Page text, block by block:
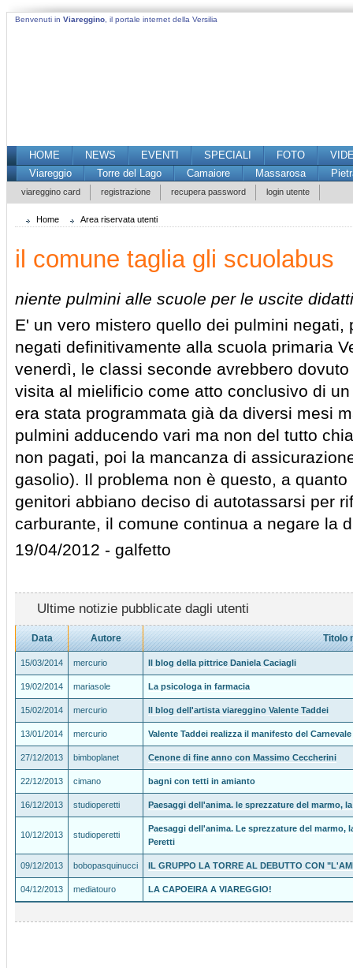
Benvenuti in Viareggino , il portale internet della Versilia
HOME NEWS EVENTI SPECIALI FOTO
Viareggio
Torre del Lago Camaiore Massarosa
viareggino card registrazione recupera password login utente
Home Area riservata utenti
il comune taglia gli scuolabus
niente pulmini alle scuole per le uscite
E' un vero mistero quello dei pulmini
negati definitivamente alla scuola primaria
venerdì, le classi seconde avrebbero
visita al mielificio come atto conclusivo di
era stata programmata già da diversi mesi
pulmini adducendo vari ma non del tutto
non pagati, poi la mancanza di
gasolio). Il problema non è questo, a
genitori abbiano deciso di autotassarsi per
carburante, il comune continua a negare la
19/04/2012 - galfetto
Ultime notizie pubblicate dagli utenti
Data Autore Titolo
15/03/2014 mercurio Il blog della pittrice Daniela Caciagli
19/02/2014 mariasole La psicologa in farmacia
15/02/2014 mercurio Il blog dell'artista viareggino Valente Taddei
13/01/2014 mercurio Valente Taddei realizza il manifesto del
27/12/2013 bimboplanet Cenone di fine anno con Massimo Ceccherini
22/12/2013 cimano bagni con tetti in amianto
16/12/2013 studioperetti Paesaggi dell'anima. le sprezzature del marmo,
10/12/2013 studioperetti
Paesaggi dell'anima. Le sprezzature del marmo,
Peretti
09/12/2013 bobopasquinucci IL GRUPPO LA TORRE AL DEBUTTO CON
04/12/2013 mediatouro LA CAPOEIRA A VIAREGGIO!